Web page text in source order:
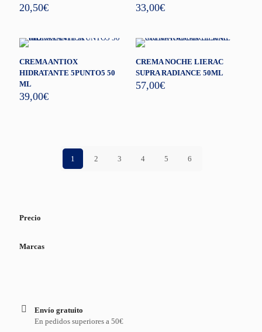
20,50€ 33,00€
CREMA ANTIOX
HIDRATANTE 5PUNTO5 50
ML
39,00€
CREMA NOCHE LIERAC
SUPRA RADIANCE 50ML
57,00€
1 2 3 4 5 6
Precio
Marcas
Envío gratuito
En pedidos superiores a 50€